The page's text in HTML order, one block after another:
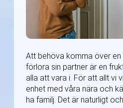
Att behöva komma över
förlora sin partner är en
alla att vara i. För att allt vi
enhet med våra nära och
ha familj. Det är naturligt